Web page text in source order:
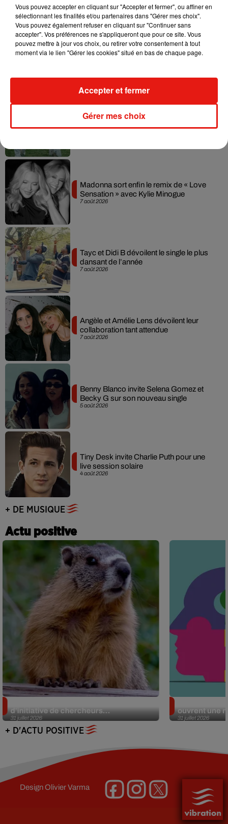
troisième dauphine. Yvana Cartaud, Miss Pays de la Loire,
s’est classée sixième dauphine et a remporté le prix du
costume régional.
Musique
Julien Lieb s’essaye à la vie de chatelain
dans son nouveau clip
7 août 2026
Madonna sort enfin le remix de « Love
Sensation » avec Kylie Minogue
7 août 2026
Tayc et Didi B dévoilent le single le plus
dansant de l’année
7 août 2026
Angèle et Amélie Lens dévoilent leur
collaboration tant attendue
5 août 2026
Benny Blanco invite Selena Gomez et
Becky G sur son nouveau single
4 août 2026
Tiny Desk invite Charlie Puth pour une
live session solaire
+ DE MUSIQUE
Actu positive
31 juillet 2026
d’initiative de chercheurs...
31 juillet 2026
ouvrent une
+ D'ACTU POSITIVE
DesignOlivier Varma
Vous pouvez accepter en cliquant sur "Accepter et fermer", ou affiner en
sélectionnant les finalités et/ou partenaires dans "Gérer mes choix".
Vous pouvez également refuser en cliquant sur "Continuer sans
accepter". Vos préférences ne s'appliqueront que pour ce site. Vous
pouvez mettre à jour vos choix, ou retirer votre consentement à tout
moment via le lien "Gérer les cookies" situé en bas de chaque page.
Gérer mes choix
Accepter et fermer